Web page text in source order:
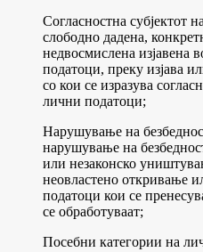
Согласностна субјектот
слободно дадена,
недвосмислена изјавена
податоци, преку изјава
со кои се изразува
лични податоци;
Нарушување на
нарушување на
или незаконско
неовластено откривање
податоци кои се
се обработуваат;
Посебни категории на